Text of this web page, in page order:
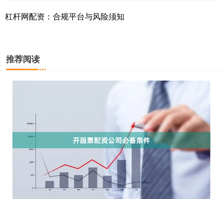
杠杆网配资：合规平台与风险须知
推荐阅读